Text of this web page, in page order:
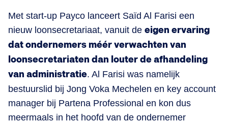
Met start-up Payco lanceert Saïd Al Farisi een
nieuw loonsecretariaat, vanuit de eigen ervaring
dat ondernemers méér verwachten van
loonsecretariaten dan louter de afhandeling
van administratie. Al Farisi was namelijk
bestuurslid bij Jong Voka Mechelen en key account
manager bij Partena Professional en kon dus
meermaals in het hoofd van de ondernemer